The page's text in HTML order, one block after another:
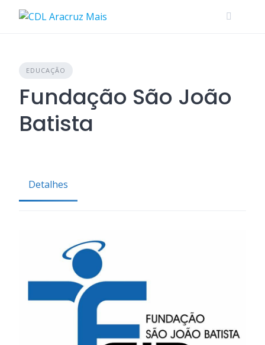
EDUCAÇÃO
Fundação São João
Batista
Detalhes